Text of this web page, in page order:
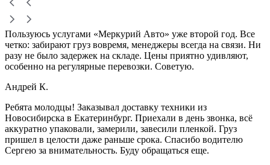
Пользуюсь услугами «Меркурий Авто» уже второй год. Все
четко: забирают груз вовремя, менеджеры всегда на связи. Ни
разу не было задержек на складе. Цены приятно удивляют,
особенно на регулярные перевозки. Советую.
Андрей К.
Ребята молодцы! Заказывал доставку техники из
Новосибирска в Екатеринбург. Приехали в день звонка, всё
аккуратно упаковали, замерили, завесили пленкой. Груз
пришел в целости даже раньше срока. Спасибо водителю
Сергею за внимательность. Буду обращаться еще.